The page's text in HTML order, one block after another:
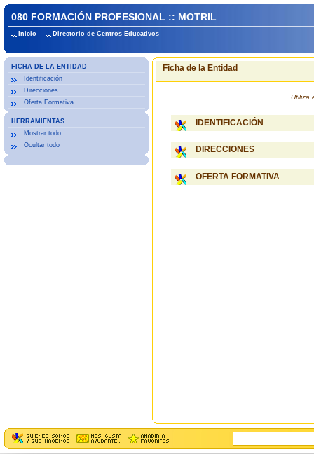
080 FORMACIÓN PROFESIONAL :: MOTRIL
Inicio Directorio de Centros Educativos
FICHA DE LA ENTIDAD
Identificación
Direcciones
Oferta Formativa
HERRAMIENTAS
Mostrar todo
Ocultar todo
Ficha de la Entidad
Utiliza
IDENTIFICACIÓN
DIRECCIONES
OFERTA FORMATIVA